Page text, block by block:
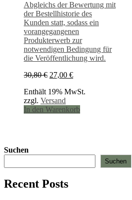
Abgleichs der Bewertung mit
der Bestellhistorie des
Kunden statt, sodass ein
vorangegangenen
Produkterwerb zur
notwendigen Bedingung für
die Veröffentlichung wird.
30,80€ Ursprünglicher
war:
30,80 €
27,00 €Aktueller
ist:
Enthält 19% MwSt.
zzgl. Versand
In den Warenkorb
Suchen
Suchen
Recent Posts